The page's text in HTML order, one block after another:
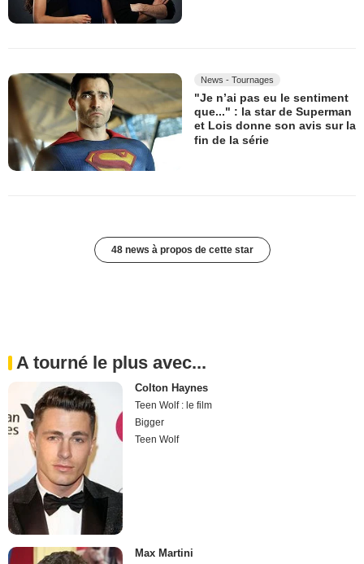
News - Tournages
"Je n’ai pas eu le sentiment
que..." : la star de Superman
et Lois donne son avis sur la
fin de la série
48 news à propos de cette star
A tourné le plus avec...
Colton Haynes
Teen Wolf : le film
Bigger
Teen Wolf
Max Martini